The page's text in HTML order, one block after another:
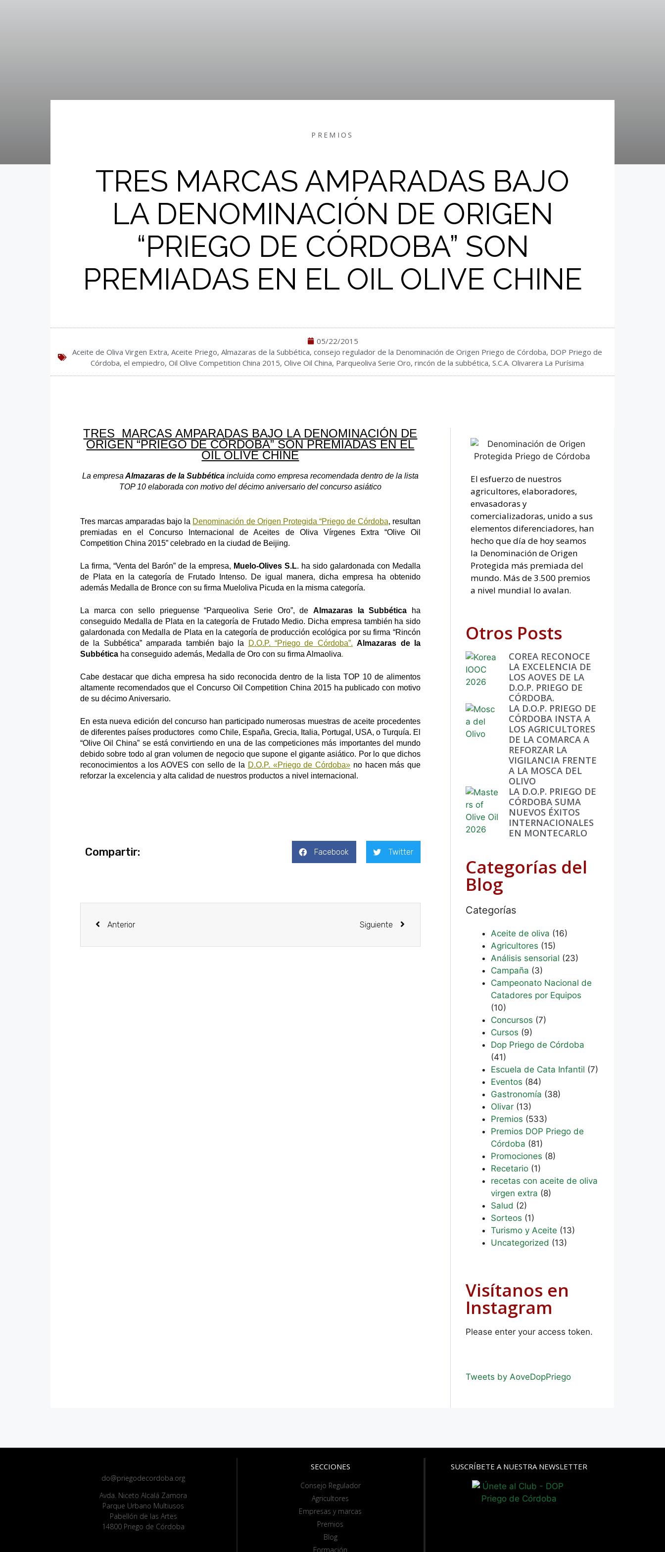
PREMIOS
TRES MARCAS AMPARADAS BAJO
LA DENOMINACIÓN DE ORIGEN
“PRIEGO DE CÓRDOBA” SON
PREMIADAS EN EL OIL OLIVE CHINE
05/22/2015
Aceite de Oliva Virgen Extra, Aceite Priego, Almazaras de la Subbética, consejo regulador de la Denominación de Origen Priego de Córdoba, DOP Priego de
Córdoba, el empiedro, Oil Olive Competition China 2015, Olive Oil China, Parqueoliva Serie Oro, rincón de la subbética, S.C.A. Olivarera La Purísima
TRES MARCAS AMPARADAS BAJO LA DENOMINACIÓN DE
ORIGEN “PRIEGO DE CÓRDOBA” SON PREMIADAS EN EL
OIL OLIVE CHINE
La empresa Almazaras de la Subbética incluida como empresa recomendada dentro de la lista
TOP 10 elaborada con motivo del décimo aniversario del concurso asiático
Tres marcas amparadas bajo la Denominación de Origen Protegida “Priego de Córdoba, resultan
premiadas en el Concurso Internacional de Aceites de Oliva Vírgenes Extra “Olive Oil
Competition China 2015” celebrado en la ciudad de Beijing.
La firma, “Venta del Barón” de la empresa, Muelo-Olives S.L. ha sido galardonada con Medalla
de Plata en la categoría de Frutado Intenso. De igual manera, dicha empresa ha obtenido
además Medalla de Bronce con su firma Mueloliva Picuda en la misma categoría.
La marca con sello prieguense “Parqueoliva Serie Oro”, de Almazaras la Subbética ha
conseguido Medalla de Plata en la categoría de Frutado Medio. Dicha empresa también ha sido
galardonada con Medalla de Plata en la categoría de producción ecológica por su firma “Rincón
de la Subbética” amparada también bajo la
D.O.P. “Priego de Córdoba”. Almazaras de la
Subbética ha conseguido además, Medalla de Oro con su firma Almaoliva.
Cabe destacar que dicha empresa ha sido reconocida dentro de la lista TOP 10 de alimentos
altamente recomendados que el Concurso Oil Competition China 2015 ha publicado con motivo
de su décimo Aniversario.
En esta nueva edición del concurso han participado numerosas muestras de aceite procedentes
de diferentes países productores como Chile, España, Grecia, Italia, Portugal, USA, o Turquía. El
“Olive Oil China” se está convirtiendo en una de las competiciones más importantes del mundo
debido sobre todo al gran volumen de negocio que supone el gigante asiático. Por lo que dichos
reconocimientos a los AOVES con sello de la D.O.P. «Priego de Córdoba» no hacen más que
reforzar la excelencia y alta calidad de nuestros productos a nivel internacional.
Compartir: Facebook Twitter
Anterior Siguiente
El esfuerzo de nuestros
agricultores, elaboradores,
envasadoras y
comercializadoras, unido a sus
elementos diferenciadores, han
hecho que día de hoy seamos
la Denominación de Origen
Protegida más premiada del
mundo. Más de 3.500 premios
a nivel mundial lo avalan.
Otros Posts
COREA RECONOCE
LA EXCELENCIA DE
LOS AOVES DE LA
D.O.P. PRIEGO DE
CÓRDOBA.
LA D.O.P. PRIEGO DE
CÓRDOBA INSTA A
LOS AGRICULTORES
DE LA COMARCA A
REFORZAR LA
VIGILANCIA FRENTE
A LA MOSCA DEL
OLIVO
LA D.O.P. PRIEGO DE
CÓRDOBA SUMA
NUEVOS ÉXITOS
INTERNACIONALES
EN MONTECARLO
Categorías del
Blog
Categorías
Aceite de oliva (16)
Agricultores (15)
Análisis sensorial (23)
Campaña (3)
Campeonato Nacional de
Catadores por Equipos
(10)
Concursos (7)
Cursos (9)
Dop Priego de Córdoba
(41)
Escuela de Cata Infantil (7)
Eventos (84)
Gastronomía (38)
Olivar(13)
Premios (533)
Premios DOP Priego de
Córdoba (81)
Promociones (8)
Recetario(1)
recetas con aceite de oliva
virgen extra (8)
Salud (2)
Sorteos (1)
Turismo y Aceite (13)
Uncategorized (13)
Visítanos en
Instagram
Please enter your access token.
Tweets by AoveDopPriego
do@priegodecordoba.org
Avda. Niceto Alcalá Zamora
Parque Urbano Multiusos
Pabellón de las Artes
14800 Priego de Córdoba
SECCIONES
Consejo Regulador
Agricultores
Empresas y marcas
Premios
Blog
Formación
SUSCRÍBETE A NUESTRA NEWSLETTER